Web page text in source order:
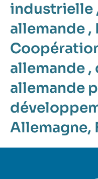
industrielle
allemande ,
allemande ,
allemande
Allemagne,